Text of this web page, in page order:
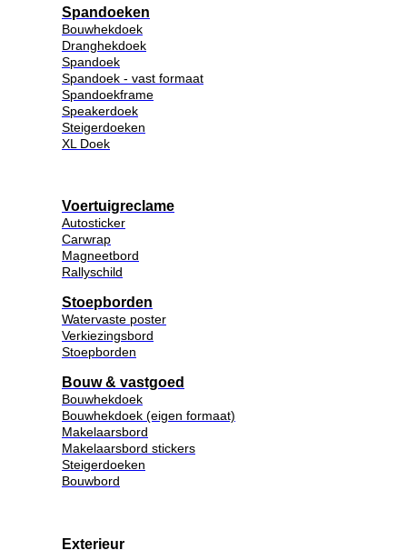
Spandoeken
Bouwhekdoek
Dranghekdoek
Spandoek
Spandoek - vast formaat
Spandoekframe
Speakerdoek
Steigerdoeken
XL Doek
Voertuigreclame
Autosticker
Carwrap
Magneetbord
Rallyschild
Stoepborden
Watervaste poster
Verkiezingsbord
Stoepborden
Bouw & vastgoed
Bouwhekdoek
Bouwhekdoek (eigen formaat)
Makelaarsbord
Makelaarsbord stickers
Steigerdoeken
Bouwbord
Exterieur